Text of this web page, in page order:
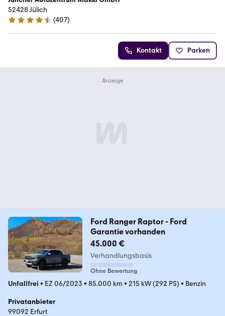
52428 Jülich
4.4 Sterne
(407)
Kontakt Parken
Ford Ranger Raptor - Ford
Garantie vorhanden
45.000 €
Verhandlungsbasis
Ohne Bewertung
Unfallfrei • EZ 06/2023 • 85.000 km • 215 kW (292 PS) • Benzin
Privatanbieter
99092 Erfurt